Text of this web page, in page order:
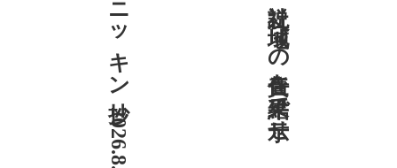
ニッキン抄 2026.8.7 社説 地域への責任を結果で示せ